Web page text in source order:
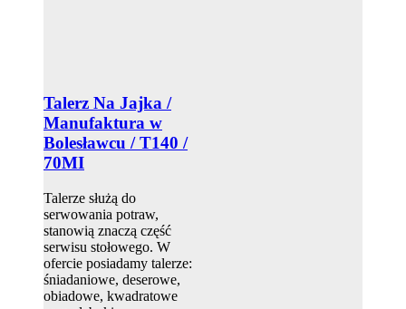
Talerz Na Jajka /
Manufaktura w
Bolesławcu / T140 /
70MI
Talerze służą do
serwowania potraw,
stanowią znaczą część
serwisu stołowego. W
ofercie posiadamy talerze:
śniadaniowe, deserowe,
obiadowe, kwadratowe